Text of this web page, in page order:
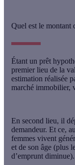
Quel est le montant
Étant un prêt
premier lieu de la
estimation réalisée
marché immobilier,
En second lieu, il
demandeur. Et ce,
femmes vivent
et de son âge (plus
d’emprunt diminue).